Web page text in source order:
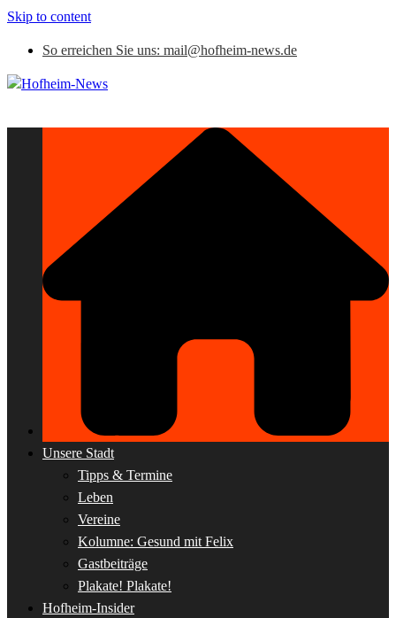
Skip to content
So erreichen Sie uns: mail@hofheim-news.de
Unsere Stadt
Tipps & Termine
Leben
Vereine
Kolumne: Gesund mit Felix
Gastbeiträge
Plakate! Plakate!
Hofheim-Insider